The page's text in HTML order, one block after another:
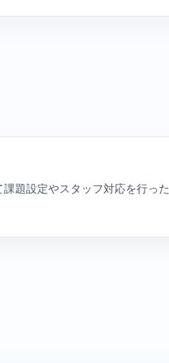
題設定やスタッフ対応を行った